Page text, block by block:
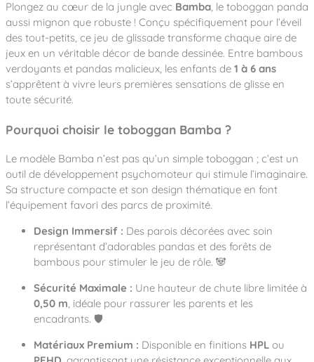
Notre entreprise
Notre équipe
Nous rejoindre
Nos univers
Parcours de santé
Stadium Arena
Street workout
Surfpark
Équipements sportifs
Mobilier urbain
Accessoires ludiques
Nos clients
Collectivités
Établissements scolaires
Architectes, Paysagistes-concepteurs
Camping et résidences de vacances
Notre expertise
Des aires intergénérationnelles de
L’éco-conception de nos jeux
La végétalisation des cours d’école
Nos matériaux
Nos fonctions ludiques & sportives
Nos sols amortissants
Réalisations
Contact
Les questions fréquentes
Catalogues
Plongez au cœur de la jungle avec Bamba, le toboggan panda
aussi mignon que robuste ! Conçu spécifiquement pour l’éveil
des tout-petits, ce jeu de glissade transforme chaque aire de
jeux en un véritable décor de bande dessinée. Entre bambous
verdoyants et pandas malicieux, les enfants de 1 à 6 ans
s’apprêtent à vivre leurs premières sensations de glisse en
toute sécurité.
Pourquoi choisir le toboggan Bamba ?
Le modèle Bamba n’est pas qu’un simple toboggan ; c’est un
outil de développement psychomoteur qui stimule l’imaginaire.
Sa structure compacte et son design thématique en font
l’équipement favori des parcs de proximité.
Design Immersif : Des parois décorées avec soin
représentant d’adorables pandas et des forêts de
bambous pour stimuler le jeu de rôle. 🐼
Sécurité Maximale : Une hauteur de chute libre limitée à
0,50 m , idéale pour rassurer les parents et les
encadrants. 🛡️
Matériaux Premium : Disponible en finitions HPL ou